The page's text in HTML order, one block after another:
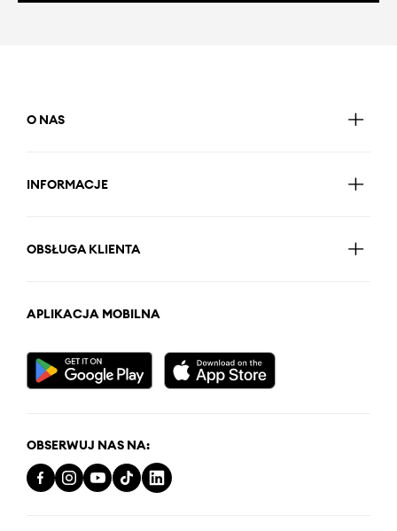
O NAS
INFORMACJE
OBSŁUGA KLIENTA
APLIKACJA MOBILNA
OBSERWUJ NAS NA: